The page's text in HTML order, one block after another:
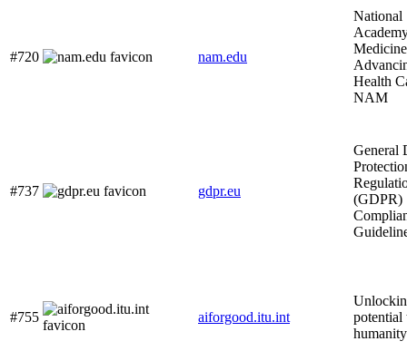
#720 nam.edu
National
Health
NAM
#737 gdpr.eu
General
(GDPR)
#755 aiforgood.itu.int
potential
humanity